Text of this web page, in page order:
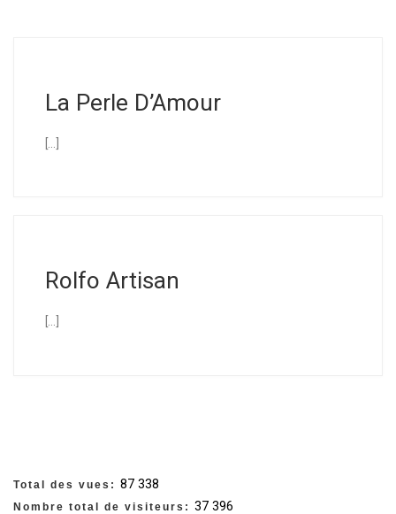
La Perle D’Amour
Rolfo Artisan
Total des vues: 87 338
Nombre total de visiteurs: 37 396